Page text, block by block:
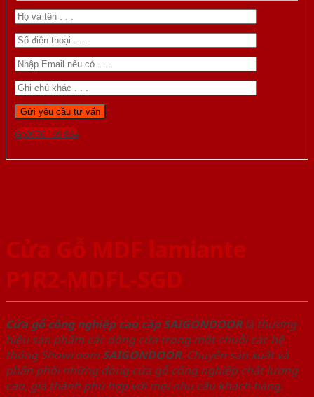
Gọi 0976.169.864
Cửa Gỗ MDF lamiante
P1R2-MDFL-SGD
Cửa gỗ công nghiệp cao cấp SAIGONDOORlà thương
hiệu sản phẩm các dòng cửa trong một chuỗi các hệ
thống Showroom SAIGONDOOR. Chuyên sản xuất và
phân phối những dòng cửa gỗ công nghiệp chất lượng
cao, giá thành phù hợp với mọi nhu cầu khách hàng.